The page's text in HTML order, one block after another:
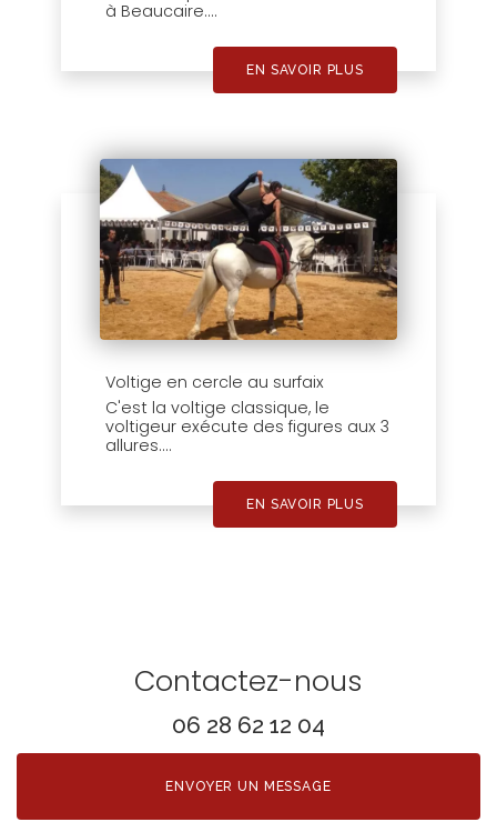
à Beaucaire....
EN SAVOIR PLUS
Voltige en cercle au surfaix
C'est la voltige classique, le
voltigeur exécute des figures aux 3
allures....
EN SAVOIR PLUS
Contactez-nous
06 28 62 12 04
ENVOYER UN MESSAGE